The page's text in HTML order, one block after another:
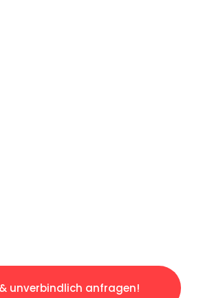
unverbindlich anfragen!